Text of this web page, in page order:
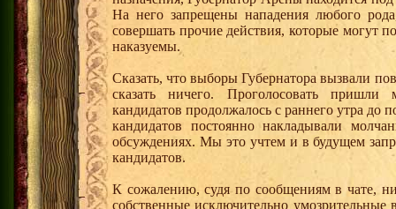
На него запрещены нападения любого
совершать прочие действия, которые могут
наказуемы.
Сказать, что выборы Губернатора вызвали
сказать ничего. Проголосовать
кандидатов продолжалось с раннего утра до
кандидатов постоянно накладывали
обсуждениях. Мы это учтем и в будущем
кандидатов.
К сожалению, судя по сообщениям в чате,
собственные исключительно умозрительные